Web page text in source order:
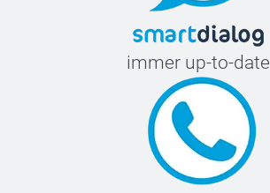
immer up-to-date